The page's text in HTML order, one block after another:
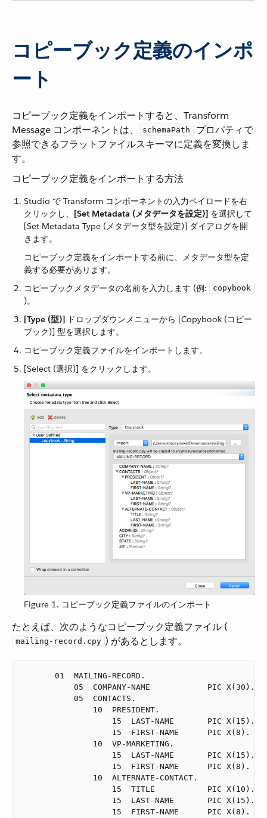
コピーブック定義のインポ
ート
コピーブック定義をインポートすると、Transform
Message コンポーネントは、​
schemaPath
​ プロパティで
参照できるフラットファイルスキーマに定義を変換しま
す。
コピーブック定義をインポートする方法
Studio で Transform コンポーネントの入力ペイロードを右
クリックし、​ [Set Metadata (メタデータを設定)] ​ を選択して
[Set Metadata Type (メタデータ型を設定)] ダイアログを開
きます。
コピーブック定義をインポートする前に、メタデータ型を定
義する必要があります。
コピーブックメタデータの名前を入力します (例:
copybook
)。
[Type (型)] ​ ドロップダウンメニューから [Copybook (コピー
ブック)] 型を選択します。
コピーブック定義ファイルをインポートします。
[Select (選択)] をクリックします。
Figure 1. コピーブック定義ファイルのインポート
たとえば、次のようなコピーブック定義ファイル (​
mailing-record.cpy ​) があるとします。
       01  MAILING-RECORD.
           05  COMPANY-NAME            PIC X(30).
           05  CONTACTS.
               10  PRESIDENT.
                   15  LAST-NAME       PIC X(15).
                   15  FIRST-NAME      PIC X(8).
               10  VP-MARKETING.
                   15  LAST-NAME       PIC X(15).
                   15  FIRST-NAME      PIC X(8).
               10  ALTERNATE-CONTACT.
                   15  TITLE           PIC X(10).
                   15  LAST-NAME       PIC X(15).
                   15  FIRST-NAME      PIC X(8).